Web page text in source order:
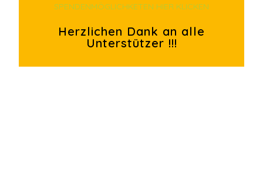
SPENDENMÖGLICHKETEN HIER KLICKEN
Herzlichen Dank an alle
Unterstützer !!!